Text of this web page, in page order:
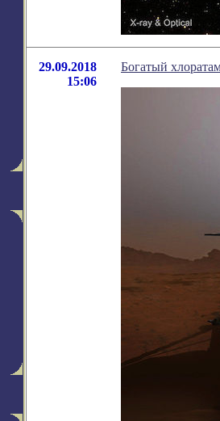
29.09.2018
15:06
Богатый